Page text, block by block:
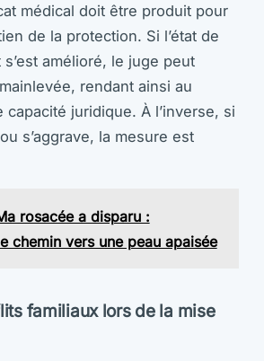
médical doit être produit pour
de la protection. Si l’état de
amélioré, le juge peut
rendant ainsi au
capacité juridique. À l’inverse, si
s’aggrave, la mesure est
rosacée a disparu :
chemin vers une peau apaisée
familiaux lors de la mise